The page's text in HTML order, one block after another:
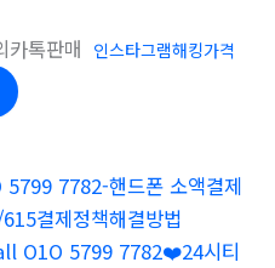
카톡판매 인스타그램해킹가격
7782-핸드폰 소액결제
결제정책해결방법
O1O 5799 7782❤️24시티